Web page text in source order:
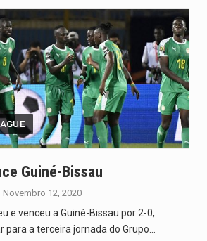
Guiné-Bissau
Novembro 12, 2020
e venceu a Guiné-Bissau por 2-0,
para a terceira jornada do Grupo…